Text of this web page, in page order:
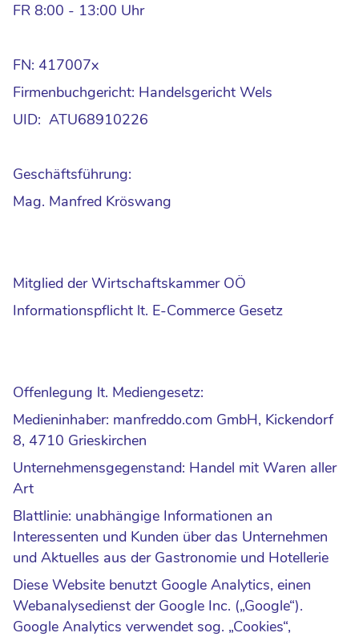
FR 8:00 - 13:00 Uhr
FN: 417007x
Firmenbuchgericht: Handelsgericht Wels
UID: ATU68910226
Geschäftsführung:
Mag. Manfred Kröswang
Mitglied der Wirtschaftskammer OÖ
Informationspflicht lt. E-Commerce Gesetz
Offenlegung lt. Mediengesetz:
Medieninhaber: manfreddo.com GmbH, Kickendorf
8, 4710 Grieskirchen
Unternehmensgegenstand: Handel mit Waren aller
Art
Blattlinie: unabhängige Informationen an
Interessenten und Kunden über das Unternehmen
und Aktuelles aus der Gastronomie und Hotellerie
Diese Website benutzt Google Analytics, einen
Webanalysedienst der Google Inc. („Google“).
Google Analytics verwendet sog. „Cookies“,